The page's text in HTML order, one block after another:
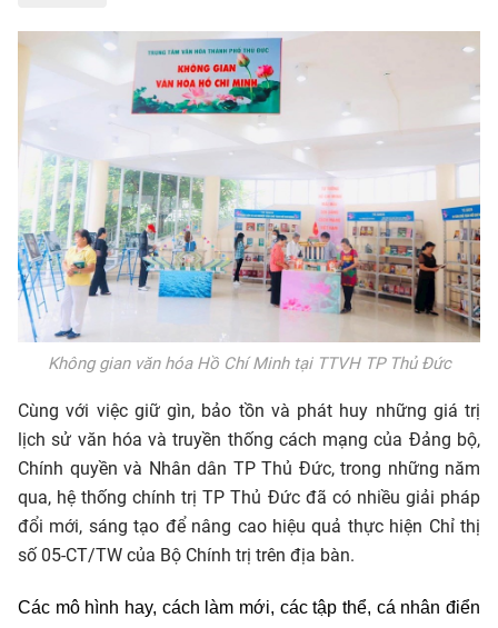
Không gian văn hóa Hồ Chí Minh tại TTVH TP Thủ Đức
Cùng với việc giữ gìn, bảo tồn và phát huy những giá trị
lịch sử văn hóa và truyền thống cách mạng của Đảng bộ,
Chính quyền và Nhân dân TP Thủ Đức, trong những năm
qua, hệ thống chính trị TP Thủ Đức đã có nhiều giải pháp
đổi mới, sáng tạo để nâng cao hiệu quả thực hiện Chỉ thị
số 05-CT/TW của Bộ Chính trị trên địa bàn.
Các mô hình hay, cách làm mới, các tập thể, cá nhân điển